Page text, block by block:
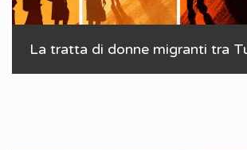
La tratta di donne migranti tra